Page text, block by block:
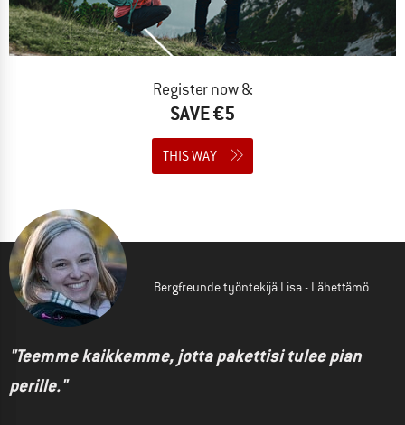
Register now &
SAVE €5
THIS WAY
Bergfreunde työntekijä Lisa - Lähettämö
"Teemme kaikkemme, jotta pakettisi tulee pian
perille."